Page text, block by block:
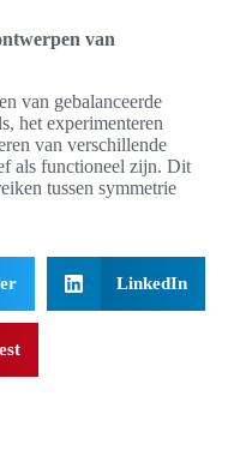
van
van gebalanceerde
het experimenteren
van verschillende
als functioneel zijn. Dit
tussen symmetrie
LinkedIn